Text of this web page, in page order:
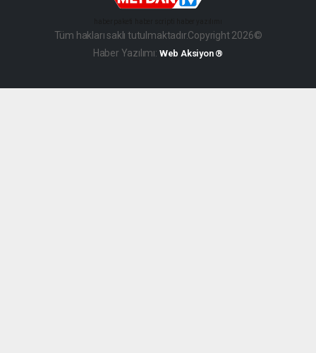
Tüm hakları saklı tutulmaktadır.Copyright 2026©
Haber Yazılımı: Web Aksiyon ®